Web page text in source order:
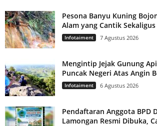
Pesona Banyu Kuning
Alam yang Cantik
Infotaiment 7 Agustus 2026
Mengintip Jejak Gunung
Puncak Negeri Atas Angin
Infotaiment 6 Agustus 2026
Pendaftaran Anggota BPD
Lamongan Resmi Dibuka,